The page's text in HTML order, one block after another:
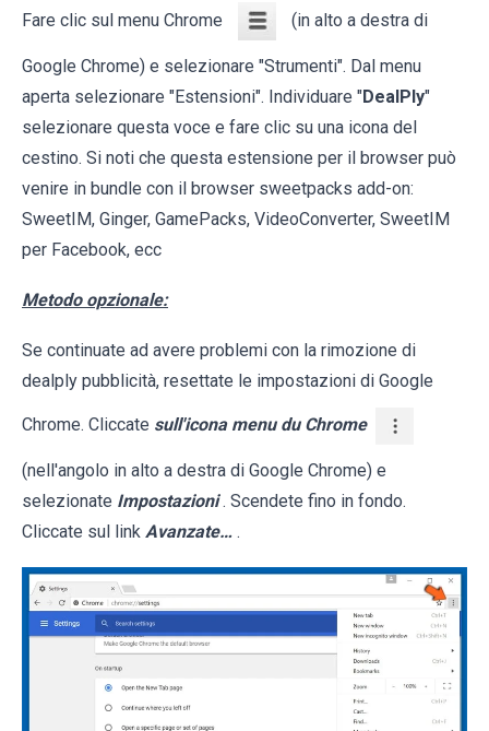
Fare clic sul menu Chrome (in alto a destra di
Google Chrome) e selezionare "Strumenti". Dal menu
aperta selezionare "Estensioni". Individuare "DealPly"
selezionare questa voce e fare clic su una icona del
cestino. Si noti che questa estensione per il browser può
venire in bundle con il browser sweetpacks add-on:
SweetIM, Ginger, GamePacks, VideoConverter, SweetIM
per Facebook, ecc
Metodo opzionale:
Se continuate ad avere problemi con la rimozione di
dealply pubblicità, resettate le impostazioni di Google
Chrome. Cliccate sull'icona menu du Chrome
(nell'angolo in alto a destra di Google Chrome) e
selezionate Impostazioni . Scendete fino in fondo.
Cliccate sul link Avanzate… .